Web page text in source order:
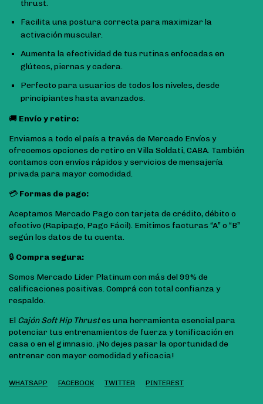
thrust.
Facilita una postura correcta para maximizar la
activación muscular.
Aumenta la efectividad de tus rutinas enfocadas en
glúteos, piernas y cadera.
Perfecto para usuarios de todos los niveles, desde
principiantes hasta avanzados.
🚚 Envío y retiro:
Enviamos a todo el país a través de Mercado Envíos y
ofrecemos opciones de retiro en Villa Soldati, CABA. También
contamos con envíos rápidos y servicios de mensajería
privada para mayor comodidad.
💳 Formas de pago:
Aceptamos Mercado Pago con tarjeta de crédito, débito o
efectivo (Rapipago, Pago Fácil). Emitimos facturas “A” o “B”
según los datos de tu cuenta.
🔒 Compra segura:
Somos Mercado Líder Platinum con más del 99% de
calificaciones positivas. Comprá con total confianza y
respaldo.
El Cajón Soft Hip Thrustes una herramienta esencial para
potenciar tus entrenamientos de fuerza y tonificación en
casa o en el gimnasio. ¡No dejes pasar la oportunidad de
entrenar con mayor comodidad y eficacia!
WHATSAPP FACEBOOK TWITTER PINTEREST